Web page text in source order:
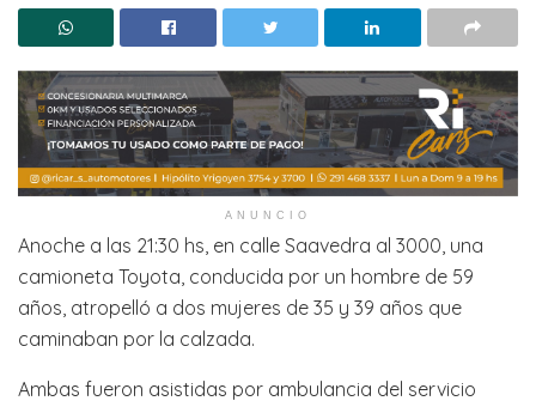
ANUNCIO
Anoche a las 21:30 hs, en calle Saavedra al 3000, una
camioneta Toyota, conducida por un hombre de 59
años, atropelló a dos mujeres de 35 y 39 años que
caminaban por la calzada.
Ambas fueron asistidas por ambulancia del servicio